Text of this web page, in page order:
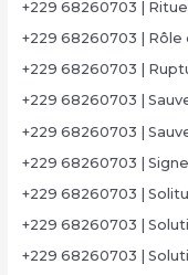
+229 68260703 |
+229 68260703 |
+229 68260703 |
+229 68260703 |
+229 68260703 |
+229 68260703 |
+229 68260703 |
+229 68260703 |
+229 68260703 |